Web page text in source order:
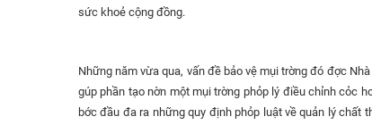
sức khoẻ cộng đồng.
Những năm vừa qua, vấn đề bảo vệ mụi trờng đó đợc
gúp phần tạo nờn một mụi trờng phỏp lý điều chỉnh cỏc
bớc đầu đa ra những quy định phỏp luật về quản lý chất